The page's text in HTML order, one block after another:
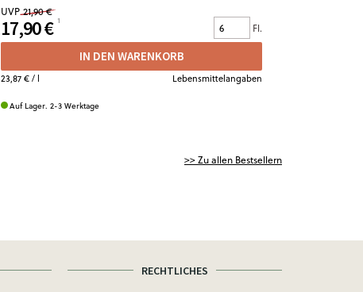
UVP 21,90 €
17,90 € Fl.
IN DEN WARENKORB
23,87 €/ l Lebensmittelangaben
Auf Lager. 2-3 Werktage
>> Zu allen Bestsellern
RECHTLICHES